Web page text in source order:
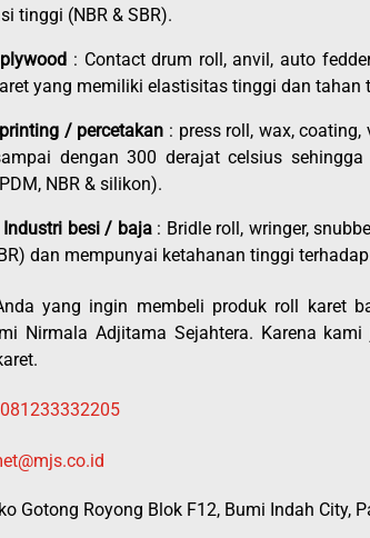
tinggi (NBR & SBR).
: Contact drum roll, anvil, auto
yang memiliki elastisitas tinggi dan tahan
/ percetakan : press roll, wax,
dengan 300 derajat celsius
NBR & silikon).
Industri besi / baja: Bridle roll, wringer,
dan mempunyai ketahanan tinggi
yang ingin membeli produk roll karet
Nirmala Adjitama Sejahtera. Karena
081233332205
Gotong Royong Blok F12, Bumi Indah City,